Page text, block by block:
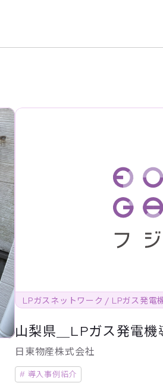
LPガスネットワーク / LPガス発電
山梨県＿LPガス発電機
日東物産株式会社
# 導入事例紹介